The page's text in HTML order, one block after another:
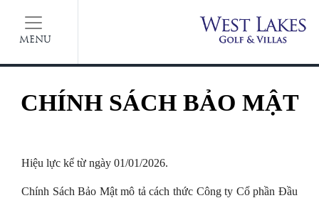
MENU
CHÍNH SÁCH BẢO MẬT
Hiệu lực kể từ ngày 01/01/2026.
Chính Sách Bảo Mật mô tả cách thức Công ty Cổ phần Đầu